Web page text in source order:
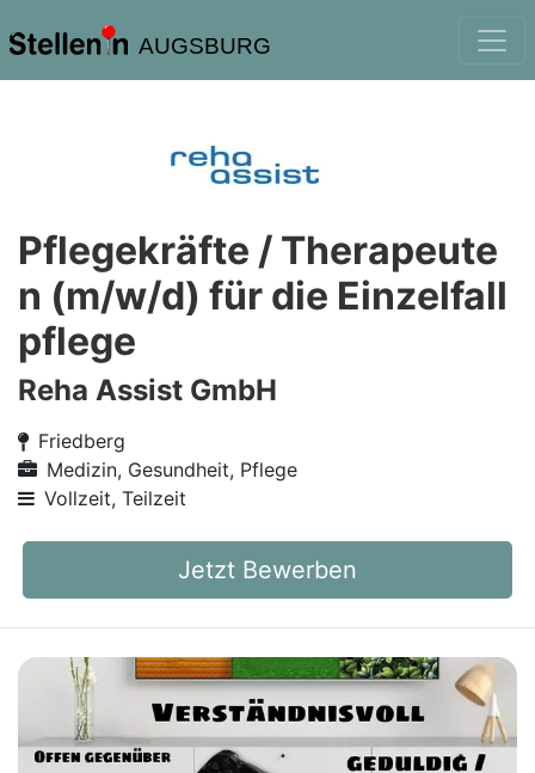
AUGSBURG
Pflegekräfte / Therapeute
n (m/w/d) für die Einzelfall
pflege
Reha Assist GmbH
Friedberg
Medizin, Gesundheit, Pflege
Vollzeit, Teilzeit
Jetzt Bewerben